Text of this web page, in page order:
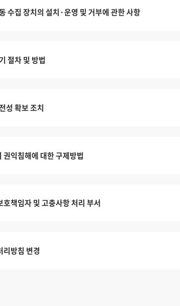
수집 장치의 설치·운영 및 거부에 관한 사항
절차 및 방법
성 확보 조치
익침해에 대한 구제방법
책임자 및 고충사항 처리 부서
리방침 변경